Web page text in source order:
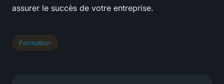
assurer le succès de votre entreprise.
Formation